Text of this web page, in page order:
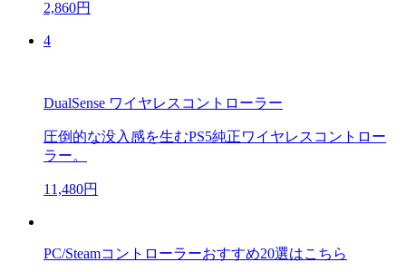
2,860円
4
DualSense ワイヤレスコントローラー
圧倒的な没入感を生むPS5純正ワイヤレスコントロー
ラー。
11,480円
PC/Steamコントローラーおすすめ20選はこちら